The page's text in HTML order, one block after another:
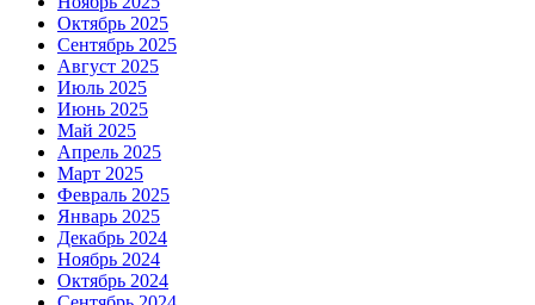
Октябрь 2025
Сентябрь 2025
Август 2025
Июль 2025
Июнь 2025
Май 2025
Апрель 2025
Март 2025
Февраль 2025
Январь 2025
Декабрь 2024
Ноябрь 2024
Октябрь 2024